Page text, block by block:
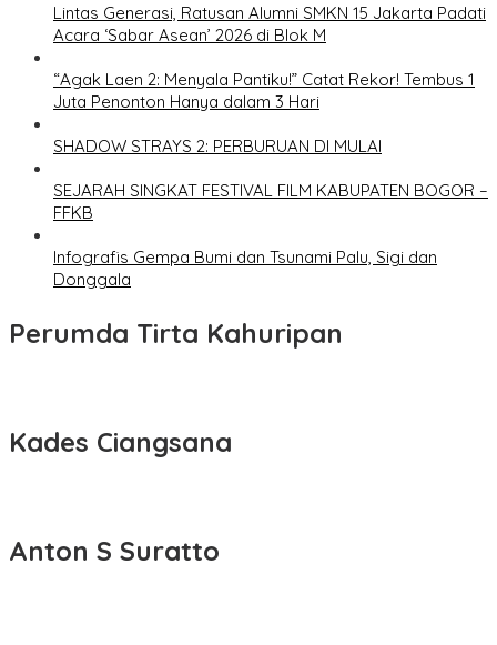
Lintas Generasi, Ratusan Alumni SMKN 15 Jakarta Padati
Acara ‘Sabar Asean’ 2026 di Blok M
“Agak Laen 2: Menyala Pantiku!” Catat Rekor! Tembus 1
Juta Penonton Hanya dalam 3 Hari
SHADOW STRAYS 2: PERBURUAN DI MULAI
SEJARAH SINGKAT FESTIVAL FILM KABUPATEN BOGOR –
FFKB
Infografis Gempa Bumi dan Tsunami Palu, Sigi dan
Donggala
Perumda Tirta Kahuripan
Kades Ciangsana
Anton S Suratto